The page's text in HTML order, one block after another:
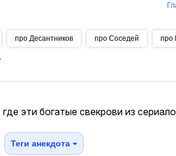
про Десантников про Соседей про
эти богатые свекрови из
Теги анекдота